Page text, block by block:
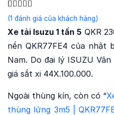
5trên 5 dựa
trên
1
đánh
giá
(1 đánh giá của khách hàng)
Xe tải Isuzu 1 tấn 5 QKR
nền QKR77FE4 của nhật
Nam. Do đại lý ISUZU
giá sắt xi 44X.100.000.
Ngoài thùng kín, còn có “
thùng lửng 3m5 |